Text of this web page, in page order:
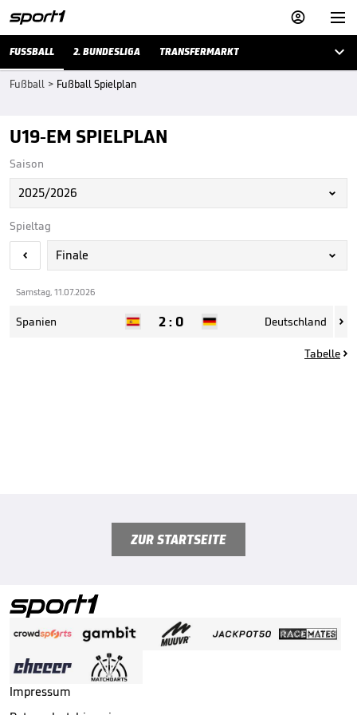


FUSSBALL 2. BUNDESLIGA TRANSFERMARKT 
Fußball > Fußball Spielplan
U19-EM SPIELPLAN
Saison
2025/2026 
Spieltag
 Finale 
Samstag, 11.07.2026
Spanien 2: 0 Deutschland 
Tabelle 
ZUR STARTSEITE
Impressum